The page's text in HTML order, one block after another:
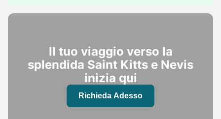
Il tuo viaggio verso la
splendida Saint Kitts e Nevis
inizia qui
Richieda Adesso